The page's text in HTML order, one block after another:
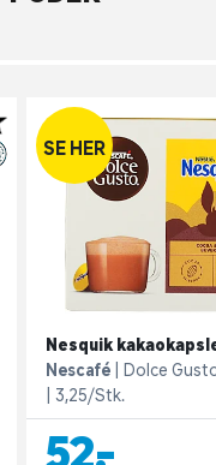
SE HER
Nesquik
Nescafé
Dolce
3,25/Stk.
52,-